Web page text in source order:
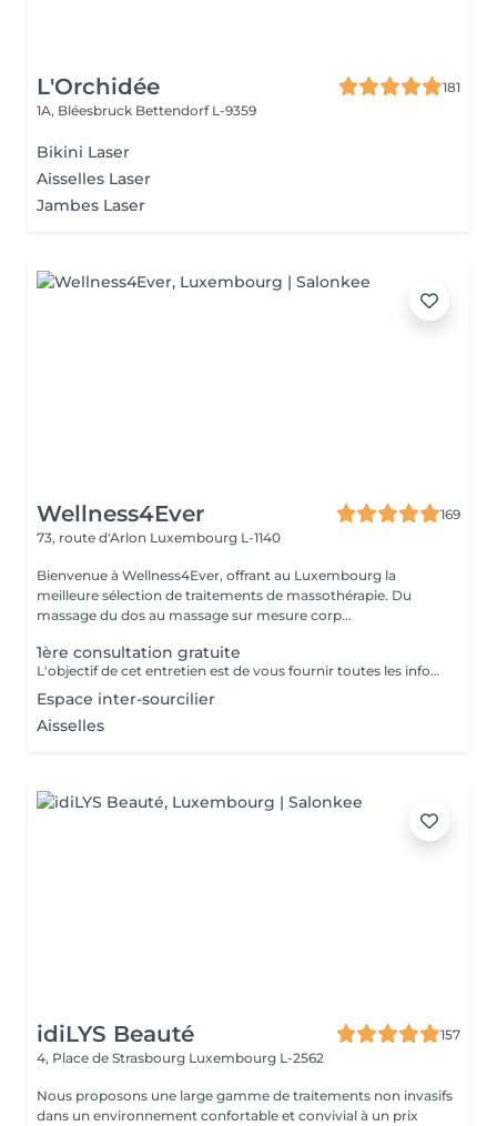
L'Orchidée
181
1A, Bléesbruck Bettendorf L-9359
Bikini Laser
Aisselles Laser
Jambes Laser
Wellness4Ever
169
73, route d'Arlon Luxembourg L-1140
Bienvenue à Wellness4Ever, offrant au Luxembourg la
meilleure sélection de traitements de massothérapie. Du
massage du dos au massage sur mesure corp...
1ère consultation gratuite
L'objectif de cet entretien est de vous fournir toutes les informations concernant votre protocole d'épilation laser mais également d'avoir les renseignements médicaux nécessaire pour pratiquer le laser. Si vous disposez d'un ordonnance médicale et/ou d'un traitement médicamenteux nous vous demandons de les apporter lors de votre 1er RDV.
Espace inter-sourcilier
Aisselles
idiLYS Beauté
157
4, Place de Strasbourg Luxembourg L-2562
Nous proposons une large gamme de traitements non invasifs
dans un environnement confortable et convivial à un prix